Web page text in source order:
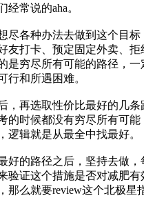
经常说的aha。
尽各种办法去做到这个目
友打卡、预定固定外卖、
是穷尽所有可能的路径，一
行和所遇困难。
，再选取性价比最好的几条
的时候都没有穷尽所有可
逻辑就是从最全中找最好。
好的路径之后，坚持去做
验证这个措施是否对减肥
那么就要review这个北极星